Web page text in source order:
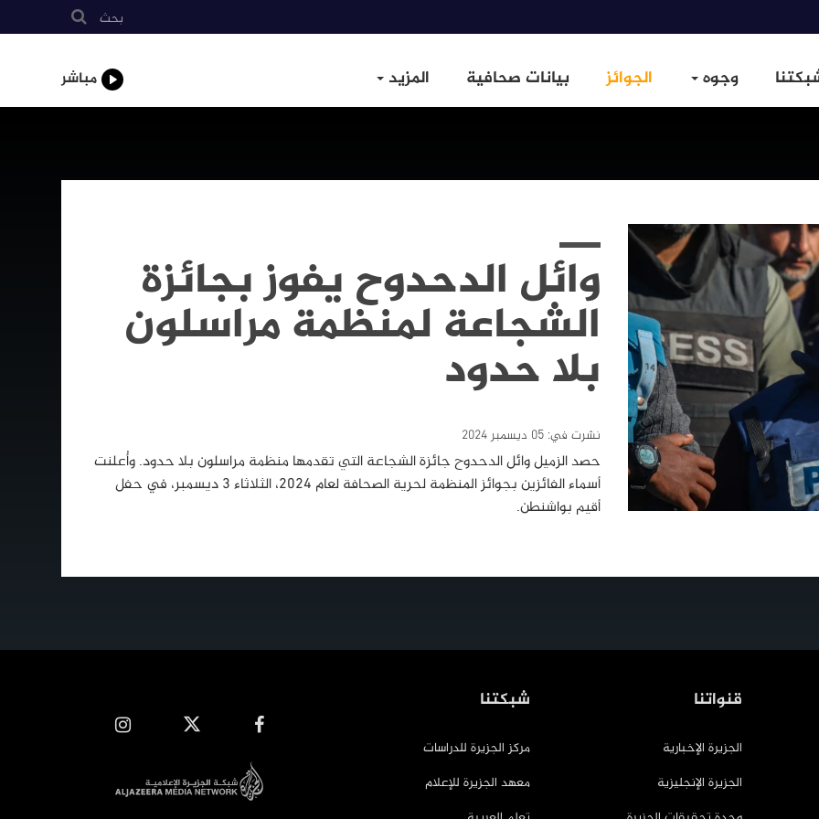
بحث
وجوه الجوائز بيانات صحافية المزيد مباشر
وائل الدحدوح يفوز بجائزة
الشجاعة لمنظمة مراسلون
بلا حدود
نشرت في: 05 ديسمبر 2024
حصد الزميل وائل الدحدوح جائزة الشجاعة التي تقدمها منظمة مراسلون بلا حدود. وأُعلنت
أسماء الفائزين بجوائز المنظمة لحرية الصحافة لعام 2024، الثلاثاء 3 ديسمبر، في حفل
أقيم بواشنطن.
قنواتنا
الجزيرة الإخبارية
الجزيرة الإنجليزية
شبكتنا
مركز الجزيرة للدراسات
معهد الجزيرة للإعلام